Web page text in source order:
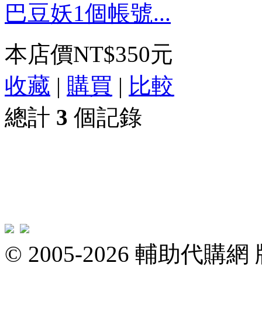
巴豆妖1個帳號...
本店價NT$350元
收藏 | 購買 | 比較
總計 3 個記錄
© 2005-2026 輔助代購